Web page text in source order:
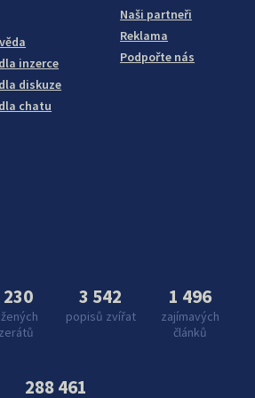
inzerce
diskuze
chatu
Naši partneři
Reklama
Podpořte nás
230 3 542
popisů zvířat
1 496
zajímavých
článků
288 461